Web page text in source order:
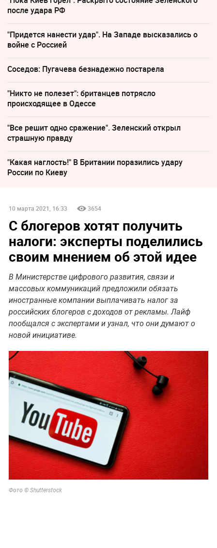
после удара РФ
"Придется нанести удар". На Западе высказались о
войне с Россией
Соседов: Пугачева безнадежно постарела
"Никто не полезет": британцев потрясло
происходящее в Одессе
"Все решит одно сражение". Зеленский открыл
страшную правду
"Какая наглость!" В Британии поразились удару
России по Киеву
10 марта 2021, 16:33 3654
С блогеров хотят получить
налоги: эксперты поделились
своим мнением об этой идее
В Министерстве цифрового развития, связи и
массовых коммуникаций предложили обязать
иностранные компании выплачивать налог за
российских блогеров с доходов от рекламы. Лайф
пообщался с экспертами и узнал, что они думают о
новой инициативе.
Фото © Shutterstock